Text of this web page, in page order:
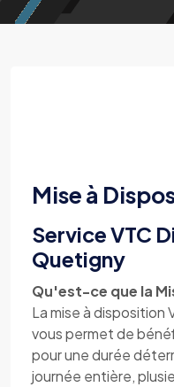
Mise à
Service VTC
Quetigny
Qu'est-ce que la
La mise à disposition
vous permet de
pour une durée
journée entière,